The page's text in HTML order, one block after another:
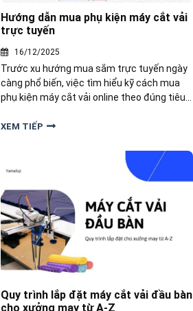
Hướng dẫn mua phụ kiện máy cắt vải
trực tuyến
16/12/2025
Trước xu hướng mua sắm trực tuyến ngày
càng phổ biến, việc tìm hiểu kỹ cách mua
phụ kiện máy cắt vải online theo đúng tiêu
may và doanh nghiệp.
XEM TIẾP
Quy trình lắp đặt máy cắt vải đầu bàn
cho xưởng may từ A-Z